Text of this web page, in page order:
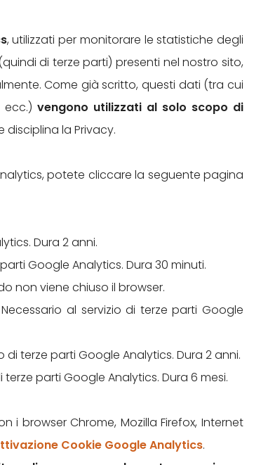
, utilizzati per monitorare le statistiche degli
di terze parti) presenti nel nostro sito,
Come già scritto, questi dati (tra cui
ecc.) vengono utilizzati al solo scopo di
la Privacy.
potete cliccare la seguente pagina
Dura 2 anni.
Google Analytics. Dura 30 minuti.
non viene chiuso il browser.
al servizio di terze parti Google
terze parti Google Analytics. Dura 2 anni.
parti Google Analytics. Dura 6 mesi.
i browser Chrome, Mozilla Firefox, Internet
Cookie Google Analytics.